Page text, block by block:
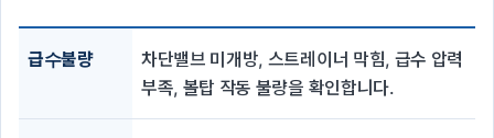
급수불량
차단밸브 미개방, 스트레이너 막힘, 급수 압력
부족, 볼탑 작동 불량을 확인합니다.